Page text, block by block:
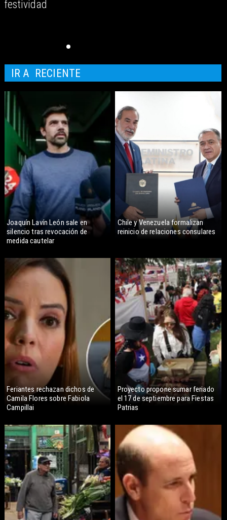
festividad
Joaquín Lavín León sale en
silencio tras revocación de
medida cautelar
Chile y Venezuela formalizan
reinicio de relaciones consulares
Feriantes rechazan dichos de
Camila Flores sobre Fabiola
Campillai
Proyecto propone sumar feriado
el 17 de septiembre para Fiestas
Patrias
IR A RECIENTE